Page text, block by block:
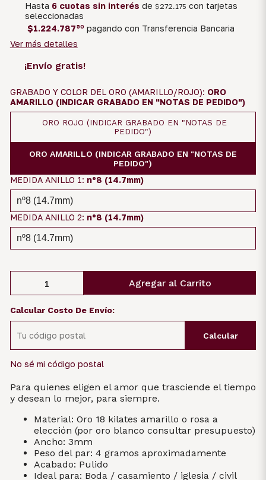
Hasta 6 cuotas sin interés de $272.175 con tarjetas
seleccionadas
$1.224.78750 pagando con Transferencia Bancaria
Ver más detalles
¡Envío gratis!
GRABADO Y COLOR DEL ORO (AMARILLO/ROJO): ORO
AMARILLO (INDICAR GRABADO EN "NOTAS DE PEDIDO")
ORO ROJO (INDICAR GRABADO EN "NOTAS DE
PEDIDO")
ORO AMARILLO (INDICAR GRABADO EN "NOTAS DE
PEDIDO")
MEDIDA ANILLO 1: nº8 (14.7mm)
MEDIDA ANILLO 2: nº8 (14.7mm)
Agregar al Carrito
Calcular Costo De Envío:
Calcular
No sé mi código postal
Para quienes eligen el amor que trasciende el tiempo
y desean lo mejor, para siempre.
Material: Oro 18 kilates amarillo o rosa a
elección (por oro blanco consultar presupuesto)
Ancho: 3mm
Peso del par: 4 gramos aproximadamente
Acabado: Pulido
Ideal para: Boda / casamiento / iglesia / civil